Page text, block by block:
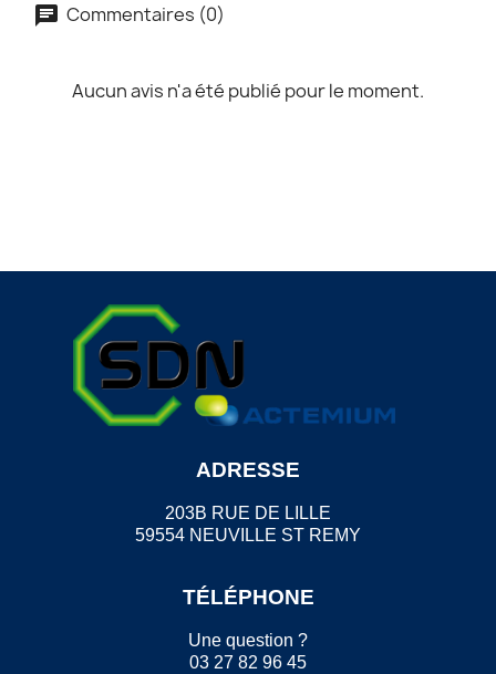
Commentaires (0)
Aucun avis n'a été publié pour le moment.
ADRESSE
203B RUE DE LILLE
59554 NEUVILLE ST REMY
TÉLÉPHONE
Une question ?
03 27 82 96 45